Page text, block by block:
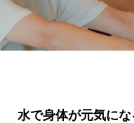
水で身体が元気に